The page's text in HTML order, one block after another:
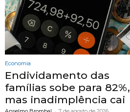
Economia
Endividamento das
famílias sobe para 82%,
mas inadimplência cai